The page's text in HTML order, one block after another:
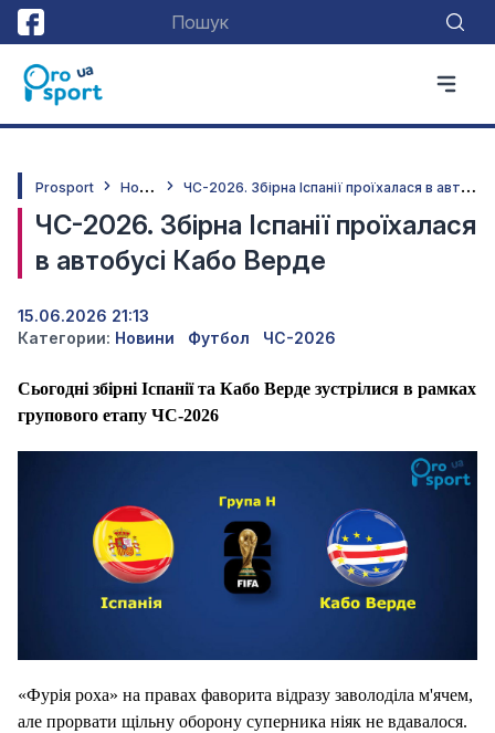
Prosport Н
овини Ч
С-2026. Збірна Іспанії проїхалася в автобусі Кабо Верде
ЧС-2026. Збірна Іспанії проїхалася
в автобусі Кабо Верде
15.06.2026 21:13
Категории: Новини Футбол ЧС-2026
Сьогодні збірні Іспанії та Кабо Верде зустрілися в рамках
групового етапу ЧС-2026
«Фурія роха» на правах фаворита відразу заволоділа м'ячем,
але прорвати щільну оборону суперника ніяк не вдавалося.